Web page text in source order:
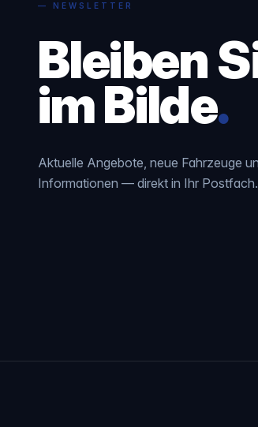
— NEWSLETTER
Bleiben
im Bilde.
Aktuelle Angebote, neue Fahrzeuge
Informationen — direkt in Ihr